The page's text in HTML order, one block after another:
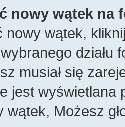
nowy wątek na
nowy wątek,
działu
musiał się
jest wyświetlana
wątek, Możesz